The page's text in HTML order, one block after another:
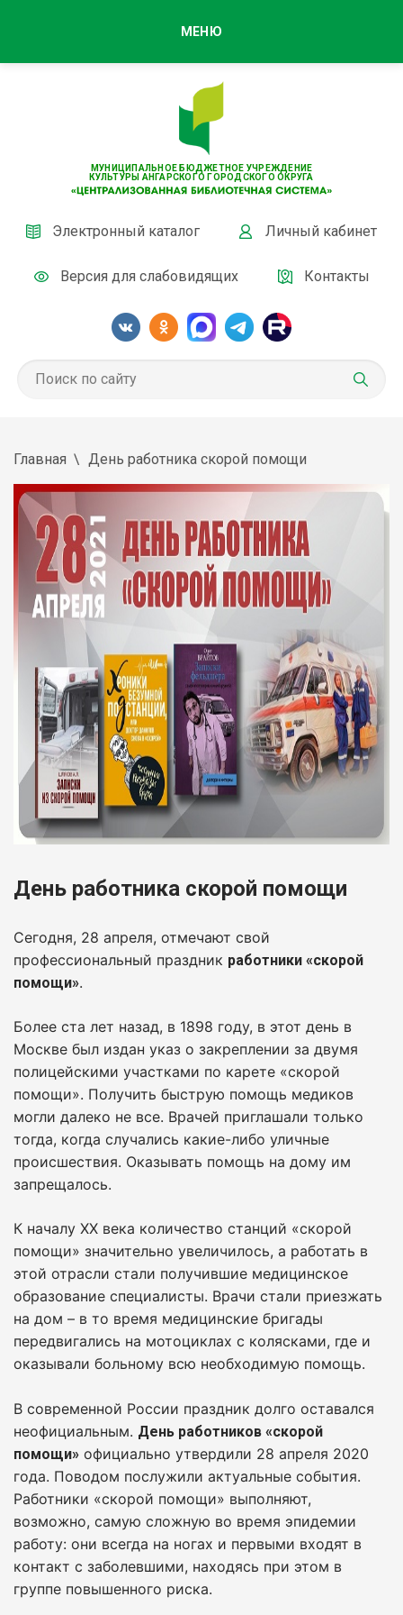
МУНИЦИПАЛЬНОЕ БЮДЖЕТНОЕ УЧРЕЖДЕНИЕ
КУЛЬТУРЫ АНГАРСКОГО ГОРОДСКОГО ОКРУГА
Электронный каталог Личный кабинет
Версия для слабовидящих Контакты
МЕНЮ
Главная День работника скорой помощи
День работника скорой помощи
Сегодня, 28 апреля, отмечают свой
профессиональный праздник работники «скорой
помощи».
Более ста лет назад, в 1898 году, в этот день в
Москве был издан указ о закреплении за двумя
полицейскими участками по карете «скорой
помощи». Получить быструю помощь медиков
могли далеко не все. Врачей приглашали только
тогда, когда случались какие-либо уличные
происшествия. Оказывать помощь на дому им
запрещалось.
К началу XX века количество станций «скорой
помощи» значительно увеличилось, а работать в
этой отрасли стали получившие медицинское
образование специалисты. Врачи стали приезжать
на дом – в то время медицинские бригады
передвигались на мотоциклах с колясками, где и
оказывали больному всю необходимую помощь.
В современной России праздник долго оставался
неофициальным. День работников «скорой
помощи» официально утвердили 28 апреля 2020
года. Поводом послужили актуальные события.
Работники «скорой помощи» выполняют,
возможно, самую сложную во время эпидемии
работу: они всегда на ногах и первыми входят в
контакт с заболевшими, находясь при этом в
группе повышенного риска.